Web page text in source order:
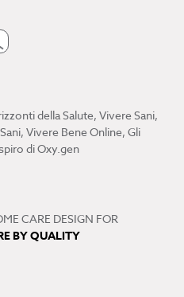
della Salute, Vivere Sani,
Vivere Bene Online, Gli
di Oxy.gen
CARE DESIGN FOR
BY QUALITY